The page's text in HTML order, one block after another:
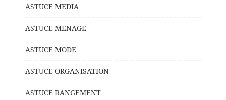
ASTUCE MEDIA
ASTUCE MENAGE
ASTUCE MODE
ASTUCE ORGANISATION
ASTUCE RANGEMENT